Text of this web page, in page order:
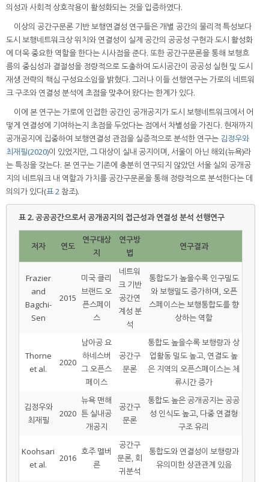
의성과 사회적 상호작용이 활성화되는 것을 입증하였다.
이상의 공간구문론 기반 보행연결성 연구들은 개별 공간의 물리적 특성보다
도시 보행네트워크상 위치와 연결성이 실제 공간의 공공성 구현과 도시 활성화
에 더욱 중요한 역할을 한다는 시사점을 준다. 또한 공간구문론을 통해 보행흐
름의 중심성과 결절성을 정량적으로 도출하여 도시공간이 공공성 실현 및 도시
재생 전략의 핵심 구성요소임을 밝혔다. 그러나 이들 선행연구는 가로의 네트워
크 구조와 연결성 분석에 초점을 맞추어 왔다는 한계가 있다.
이에 본 연구는 가로에 인접한 공간인 공개공지가 도시 보행네트워크에서 어
떻게 연결성에 기여하는지 초점을 두었다는 점에서 차별성을 가진다. 현재까지
공개공지에 집중하여 보행연결성 관점을 실증적으로 분석한 연구는 김정우와
최재필(2020)이 있었지만, 그 대상이 실내 공지이며, 서울이 아닌 해외(뉴욕)라
는 특징을 갖는다. 본 연구는 기존에 충분히 연구되지 않았던 서울 실외 공개공
지의 네트워크 내 역할과 가치를 공간구문론을 통해 정량적으로 분석한다는 데
의의가 있다(표 2 참조).
표 2.공공공간으로서 공개공지의 접근성과 연결성 분석 선행연구
저자 연도
연구대상
지
연구방
법
연구결과
Frazier
and
Bagchi-
Sen
2015
미국 클리
브랜드 오
픈스페이
스
네트워
크 기반
공간연
계성 분
석
통합도가 높을수록 인구밀도
와 보행밀도 증가하며, 오픈
스페이스는 보행통합도를 향
상하는 역할
Thorne
et al.
2020
남아공 요
하네스버
그 오픈스
페이스
공간구
문론
통합도 높을수록 보행량과 상
업활동 밀도 높고, 연결도 높
은 지역의 오픈스페이스는 체
류시간 증가
김정우와
최재필
2020
뉴욕 맨해
튼 실내공
개공지
공간구
문론
통합도 높은 공개공지는 공공
성 인식도 높고, 다중 연결형
구조 유리
Koohsari
et al.
2016
호주 멜버
른
공간구
문론, 회
귀분석
통합도와 연결성이 보행량과
유의미한 상관관계 있음